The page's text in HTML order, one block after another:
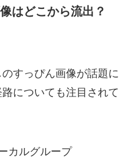
はどこから流出？
すっぴん画像が話題に
についても注目されて
カルグループ